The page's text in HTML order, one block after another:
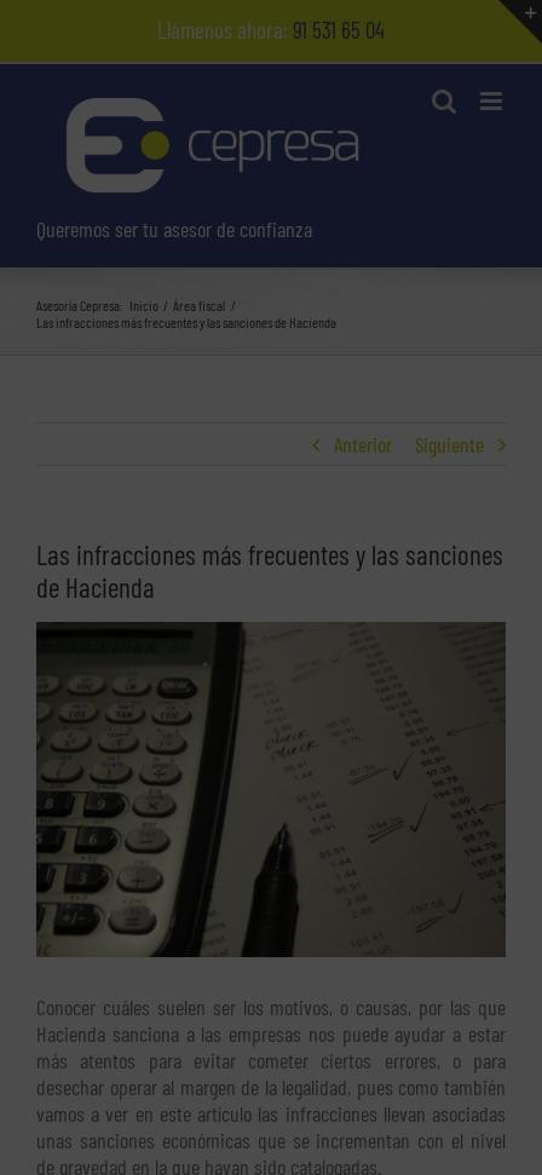
contenido
Llámenos ahora: 91 531 65 04
Queremos ser tu asesor de confianza
Asesoría Cepresa: Inicio
Área fiscal
Las infracciones más frecuentes y las sanciones de Hacienda
Anterior Siguiente
Las infracciones más frecuentes y las sanciones
de Hacienda
más
grande
Conocer cuáles suelen ser los motivos, o causas, por las que
Hacienda sanciona a las empresas nos puede ayudar a estar
más atentos para evitar cometer ciertos errores, o para
desechar operar al margen de la legalidad, pues como también
vamos a ver en este artículo las infracciones llevan asociadas
unas sanciones económicas que se incrementan con el nivel
de gravedad en la que hayan sido catalogadas.